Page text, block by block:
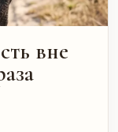
вне